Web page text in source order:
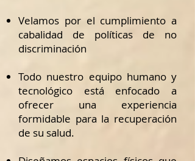
Velamos por el cumplimiento a
cabalidad de políticas de no
discriminación
Todo nuestro equipo humano y
tecnológico está enfocado a
ofrecer una experiencia
formidable para la recuperación
de su salud.